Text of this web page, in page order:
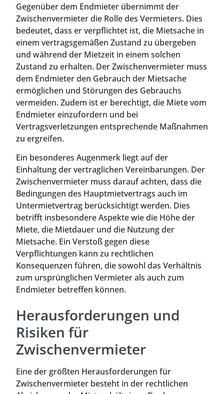
Gegenüber dem Endmieter übernimmt der
Zwischenvermieter die Rolle des Vermieters. Dies
bedeutet, dass er verpflichtet ist, die Mietsache in
einem vertragsgemäßen Zustand zu übergeben
und während der Mietzeit in einem solchen
Zustand zu erhalten. Der Zwischenvermieter muss
dem Endmieter den Gebrauch der Mietsache
ermöglichen und Störungen des Gebrauchs
vermeiden. Zudem ist er berechtigt, die Miete vom
Endmieter einzufordern und bei
Vertragsverletzungen entsprechende Maßnahmen
zu ergreifen.
Ein besonderes Augenmerk liegt auf der
Einhaltung der vertraglichen Vereinbarungen. Der
Zwischenvermieter muss darauf achten, dass die
Bedingungen des Hauptmietvertrags auch im
Untermietvertrag berücksichtigt werden. Dies
betrifft insbesondere Aspekte wie die Höhe der
Miete, die Mietdauer und die Nutzung der
Mietsache. Ein Verstoß gegen diese
Verpflichtungen kann zu rechtlichen
Konsequenzen führen, die sowohl das Verhältnis
zum ursprünglichen Vermieter als auch zum
Endmieter betreffen können.
Herausforderungen und
Risiken für
Zwischenvermieter
Eine der größten Herausforderungen für
Zwischenvermieter besteht in der rechtlichen